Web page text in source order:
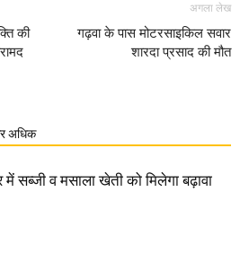
की
अगला लेख
गढ़वा के पास मोटरसाइकिल सवार
शारदा प्रसाद की मौत
अधिक
में सब्जी व मसाला खेती को मिलेगा बढ़ावा